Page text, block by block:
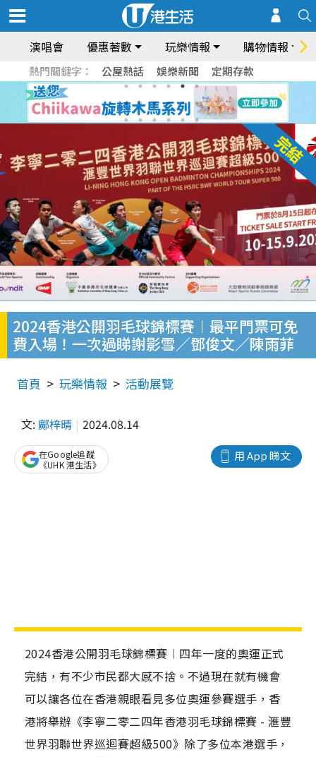
演唱會 優惠著數 玩樂情報 購物情報
熱門關鍵字： 公屋熱話 娛樂新聞 定期存款
2024香港公開羽毛球錦標賽︱最平門票可免
費入場！一次過睇謝影雪／鄧俊文／陳雨菲
首頁 玩樂情報 活動展覽
文: 鄺梓晴 2024.08.14
用 App 睇文
在Google追蹤
《UHK 港生活》
2024香港公開羽毛球錦標賽︱四年一度的奧運正式
完結，有不少市民都大感不捨。不過現在就有機會
可以讓各位在香港親眼看見多位奧運參賽選手，香
港將舉辦《李寧二零二四年香港羽毛球錦標賽 - 滙豐
世界羽聯世界巡迴賽超級500》除了多位本港選手，